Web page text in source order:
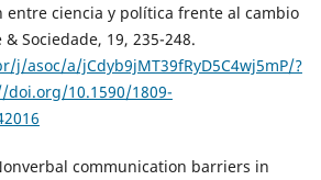
entre ciencia y política frente al cambio
Sociedade, 19, 235-248.
j/asoc/a/jCdyb9jMT39fRyD5C4wj5mP/?
doi.org/10.1590/1809-
communication barriers in